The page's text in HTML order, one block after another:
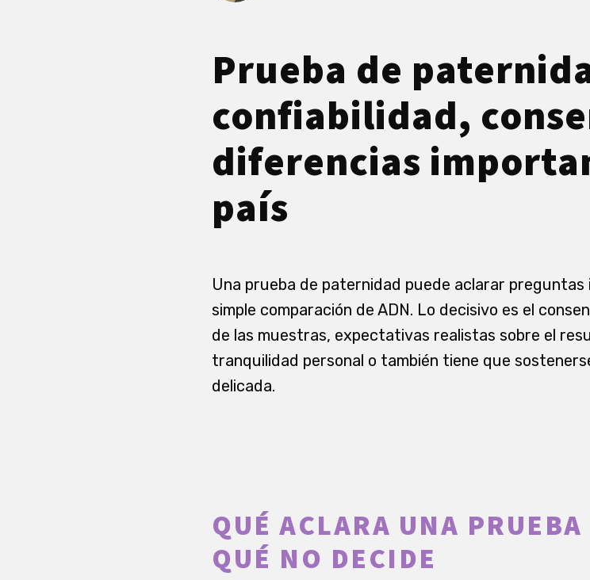
Prueba de
confiabilidad,
diferencias
país
Una prueba de paternidad puede aclarar
simple comparación de ADN. Lo decisivo es el
de las muestras, expectativas realistas sobre el
tranquilidad personal o también tiene que
delicada.
QUÉ ACLARA UNA
QUÉ NO DECIDE